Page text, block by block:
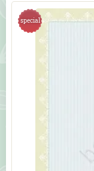
special